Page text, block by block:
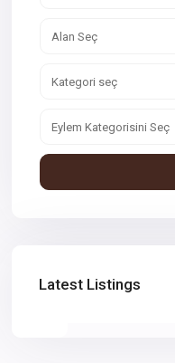
Alan Seç
Kategori seç
Eylem Kategorisini Seç
Latest Listings